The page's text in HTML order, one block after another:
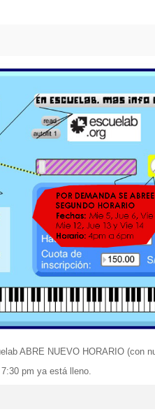
ABRE NUEVO HORARIO (con
pm ya está lleno.